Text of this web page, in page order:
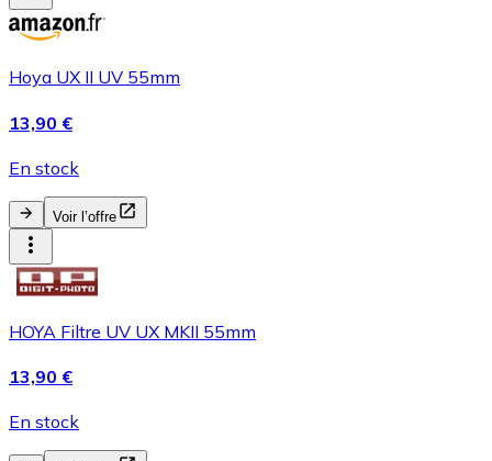
Hoya UX II UV 55mm
13,90 €
En stock
Voir l’offre
HOYA Filtre UV UX MKII 55mm
13,90 €
En stock